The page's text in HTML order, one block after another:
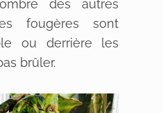
des autres
fougères sont
ou derrière les
brûler.